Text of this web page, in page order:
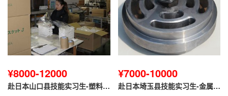
¥8000-12000
赴日本山口县技能实习生-塑料成
¥7000-10000
赴日本埼玉县技能实习生-金属冲